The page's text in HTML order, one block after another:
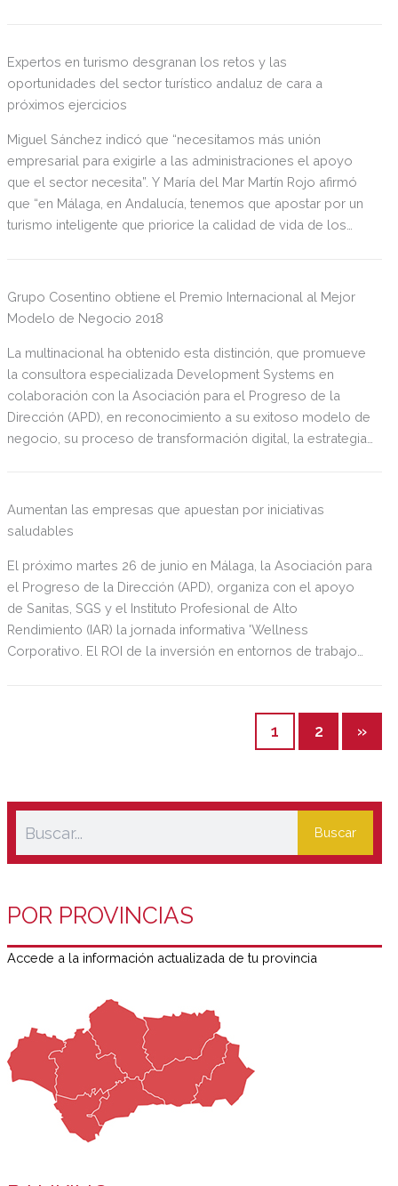
Expertos en turismo desgranan los retos y las
oportunidades del sector turístico andaluz de cara a
próximos ejercicios
Miguel Sánchez indicó que “necesitamos más unión
empresarial para exigirle a las administraciones el apoyo
que el sector necesita”. Y María del Mar Martín Rojo afirmó
que “en Málaga, en Andalucía, tenemos que apostar por un
turismo inteligente que priorice la calidad de vida de los
Grupo Cosentino obtiene el Premio Internacional al Mejor
Modelo de Negocio 2018
La multinacional ha obtenido esta distinción, que promueve
la consultora especializada Development Systems en
colaboración con la Asociación para el Progreso de la
Dirección (APD), en reconocimiento a su exitoso modelo de
negocio, su proceso de transformación digital, la estrategia
Aumentan las empresas que apuestan por iniciativas
saludables
El próximo martes 26 de junio en Málaga, la Asociación para
el Progreso de la Dirección (APD), organiza con el apoyo
de Sanitas, SGS y el Instituto Profesional de Alto
Rendimiento (IAR) la jornada informativa 'Wellness
Corporativo. El ROI de la inversión en entornos de trabajo
1 2 »
Buscar
POR PROVINCIAS
Accede a la información actualizada de tu provincia